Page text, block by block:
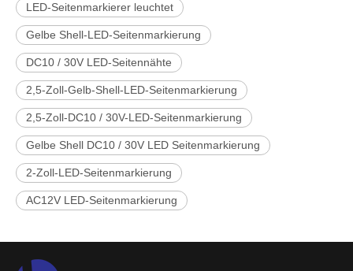
LED-Seitenmarkierer leuchtet
Gelbe Shell-LED-Seitenmarkierung
DC10 / 30V LED-Seitennähte
2,5-Zoll-Gelb-Shell-LED-Seitenmarkierung
2,5-Zoll-DC10 / 30V-LED-Seitenmarkierung
Gelbe Shell DC10 / 30V LED Seitenmarkierung
2-Zoll-LED-Seitenmarkierung
AC12V LED-Seitenmarkierung